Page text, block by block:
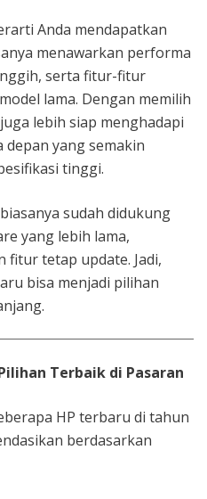
Anda mendapatkan
menawarkan performa
serta fitur-fitur
lama. Dengan memilih
lebih siap menghadapi
yang semakin
tinggi.
sudah didukung
yang lebih lama,
fitur tetap update. Jadi,
bisa menjadi pilihan
Terbaik di Pasaran
HP terbaru di tahun
berdasarkan